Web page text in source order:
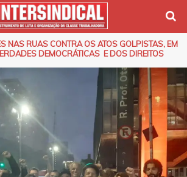
NAS RUAS CONTRA OS ATOS GOLPISTAS, EM
DEMOCRÁTICAS E DOS DIREITOS